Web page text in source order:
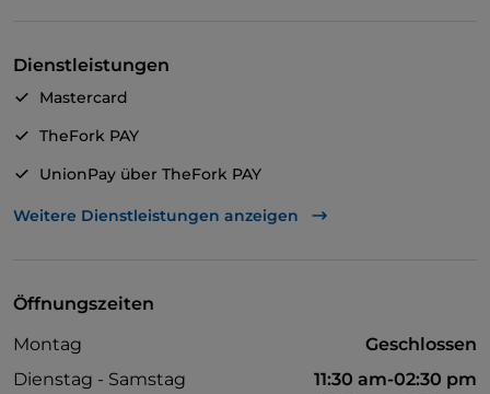
Dienstleistungen
Mastercard
TheFork PAY
UnionPay über TheFork PAY
WLAN
Weitere Dienstleistungen anzeigen
Öffnungszeiten
Montag
Geschlossen
Dienstag - Samstag
11:30 am-02:30 pm